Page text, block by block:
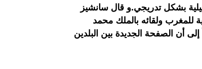
بشكل تدريجي.و قال سانشيز
للمغرب ولقائه بالملك محمد
أن الصفحة الجديدة بين البلدين